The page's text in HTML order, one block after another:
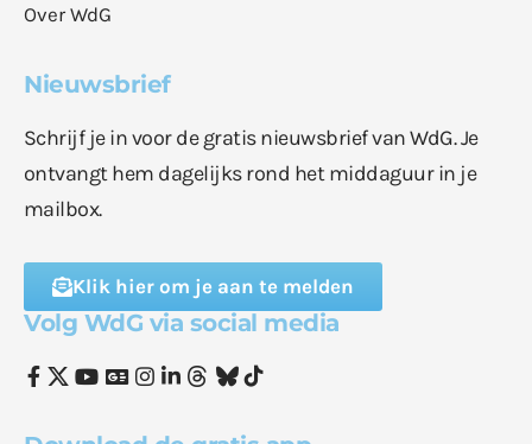
Over WdG
Nieuwsbrief
Schrijf je in voor de gratis nieuwsbrief van WdG. Je
ontvangt hem dagelijks rond het middaguur in je
mailbox.
Klik hier om je aan te melden
Volg WdG via social media